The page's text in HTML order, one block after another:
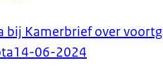
bij Kamerbrief over
14-06-2024